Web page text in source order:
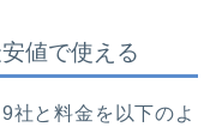
値で使える
社と料金を以下のよ